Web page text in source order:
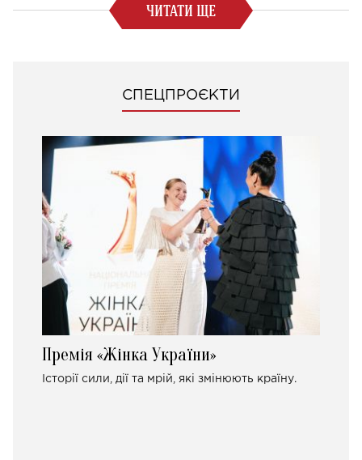
ЧИТАТИ ЩЕ
СПЕЦПРОЄКТИ
Премія «Жінка України»
Історії сили, дії та мрій, які змінюють країну.